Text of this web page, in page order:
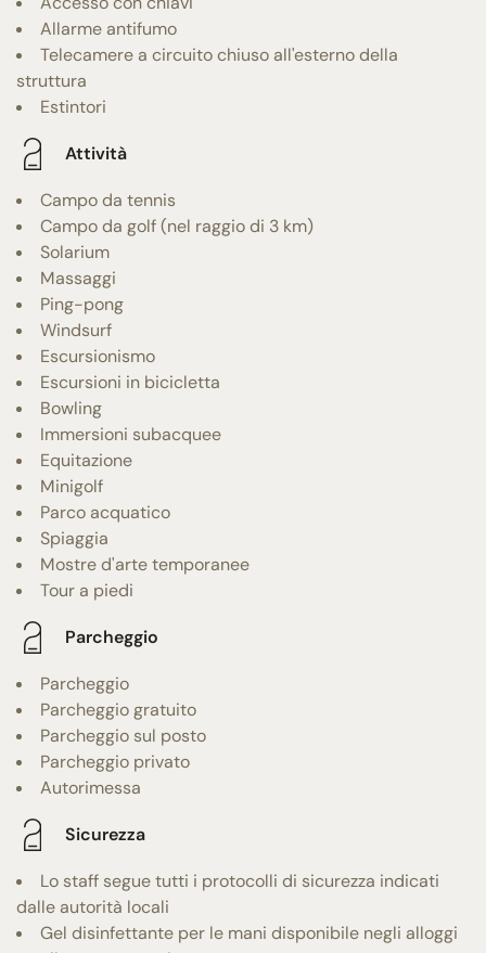
Allarme antifumo
Telecamere a circuito chiuso all'esterno della
struttura
Estintori
Attività
Campo da tennis
Campo da golf (nel raggio di 3 km)
Solarium
Massaggi
Ping-pong
Windsurf
Escursionismo
Escursioni in bicicletta
Bowling
Immersioni subacquee
Equitazione
Minigolf
Parco acquatico
Spiaggia
Mostre d'arte temporanee
Tour a piedi
Parcheggio
Parcheggio
Parcheggio gratuito
Parcheggio sul posto
Parcheggio privato
Autorimessa
Sicurezza
Lo staff segue tutti i protocolli di sicurezza indicati
dalle autorità locali
Gel disinfettante per le mani disponibile negli alloggi